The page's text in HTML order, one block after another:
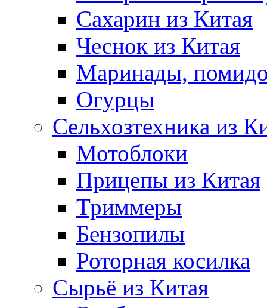
Сахарин из Китая
Чеснок из Китая
Маринады,
Огурцы
Сельхозтехника из
Мотоблоки
Прицепы из Китая
Триммеры
Бензопилы
Роторная косилка
Сырьё из Китая